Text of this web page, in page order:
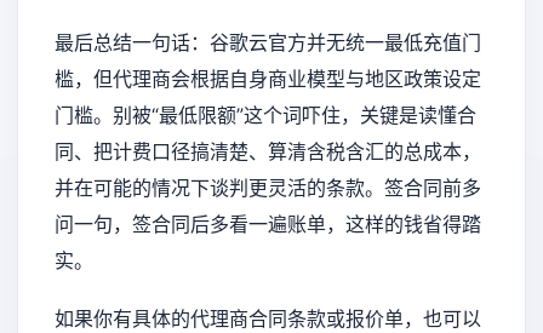
最后总结一句话：谷歌云官方并无统一最低充值门
槛，但代理商会根据自身商业模型与地区政策设定
门槛。别被“最低限额”这个词吓住，关键是读懂合
同、把计费口径搞清楚、算清含税含汇的总成本，
并在可能的情况下谈判更灵活的条款。签合同前多
问一句，签合同后多看一遍账单，这样的钱省得踏
实。
如果你有具体的代理商合同条款或报价单，也可以